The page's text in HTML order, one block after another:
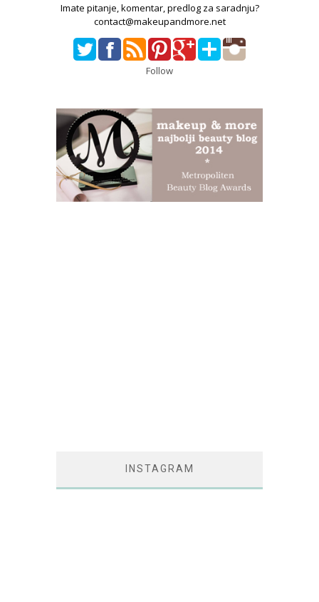
Imate pitanje, komentar, predlog za saradnju?
contact@makeupandmore.net
Follow
INSTAGRAM